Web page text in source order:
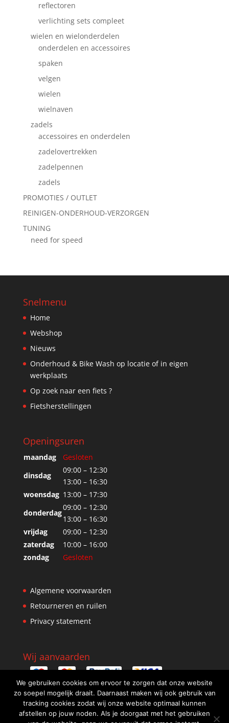
reflectoren
verlichting sets compleet
wielen en wielonderdelen
onderdelen en accessoires
spaken
velgen
wielen
wielnaven
zadels
accessoires en onderdelen
zadelovertrekken
zadelpennen
zadels
PROMOTIES / OUTLET
REINIGEN-ONDERHOUD-VERZORGEN
TUNING
need for speed
Snelmenu
Home
Webshop
Nieuws
Onderhoud & Bike Wash op locatie of in eigen
werkplaats
Op zoek naar een fiets ?
Fietsherstellingen
Openingsuren
maandag
Gesloten
dinsdag
09:00 – 12:30
13:00 – 16:30
woensdag 13:00 – 17:30
donderdag
09:00 – 12:30
13:00 – 16:30
vrijdag
09:00 – 12:30
zaterdag
10:00 – 16:00
zondag
Gesloten
Algemene voorwaarden
Retourneren en ruilen
Privacy statement
Wij aanvaarden
We gebruiken cookies om ervoor te zorgen dat onze website
zo soepel mogelijk draait. Daarnaast maken wij ook gebruik van
tracking cookies zodat wij onze website optimaal kunnen
afstellen op jouw noden. Als je doorgaat met het gebruiken